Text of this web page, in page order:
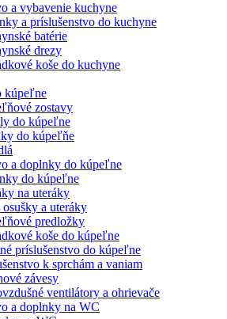
a vybavenie kuchyne
a príslušenstvo do kuchyne
batérie
drezy
koše do kuchyne
kúpeľne
zostavy
do kúpeľne
do kúpeľňe
a doplnky do kúpeľne
do kúpeľne
na uteráky
osušky a uteráky
predložky
koše do kúpeľne
príslušenstvo do kúpeľne
k sprchám a vaniam
závesy
ventilátory a ohrievače
a doplnky na WC